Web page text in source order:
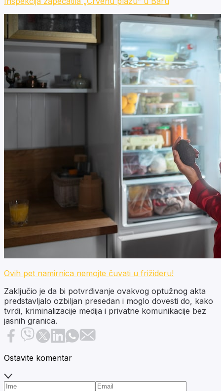
Ovih pet namirnica nemojte čuvati u frižideru!
Zaključio je da bi potvrđivanje ovakvog optužnog akta
predstavljalo ozbiljan presedan i moglo dovesti do, kako
tvrdi, kriminalizacije medija i privatne komunikacije bez
jasnih granica.
Ostavite komentar